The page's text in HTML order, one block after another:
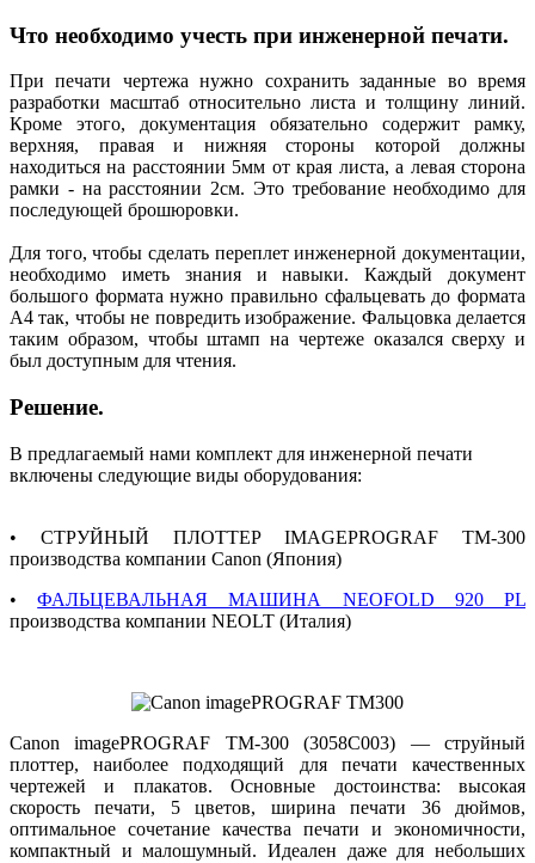
Что необходимо учесть при инженерной печати.
При печати чертежа нужно сохранить заданные во время
разработки масштаб относительно листа и толщину линий.
Кроме этого, документация обязательно содержит рамку,
верхняя, правая и нижняя стороны которой должны
находиться на расстоянии 5мм от края листа, а левая сторона
рамки - на расстоянии 2см. Это требование необходимо для
последующей брошюровки.
Для того, чтобы сделать переплет инженерной документации,
необходимо иметь знания и навыки. Каждый документ
большого формата нужно правильно сфальцевать до формата
А4 так, чтобы не повредить изображение. Фальцовка делается
таким образом, чтобы штамп на чертеже оказался сверху и
был доступным для чтения.
Решение.
В предлагаемый нами комплект для инженерной печати
включены следующие виды оборудования:
• СТРУЙНЫЙ ПЛОТТЕР IMAGEPROGRAF TM-300
производства компании Canon (Япония)
•ФАЛЬЦЕВАЛЬНАЯ МАШИНА NEOFOLD 920 PL
производства компании NEOLT (Италия)
Canon imagePROGRAF TM-300 (3058C003) — струйный
плоттер, наиболее подходящий для печати качественных
чертежей и плакатов. Основные достоинства: высокая
скорость печати, 5 цветов, ширина печати 36 дюймов,
оптимальное сочетание качества печати и экономичности,
компактный и малошумный. Идеален даже для небольших